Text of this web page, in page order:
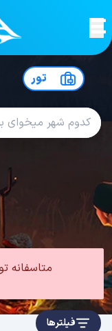
تور
تور ابوظبی از شیراز
تور
متاسفانه
فیلترها